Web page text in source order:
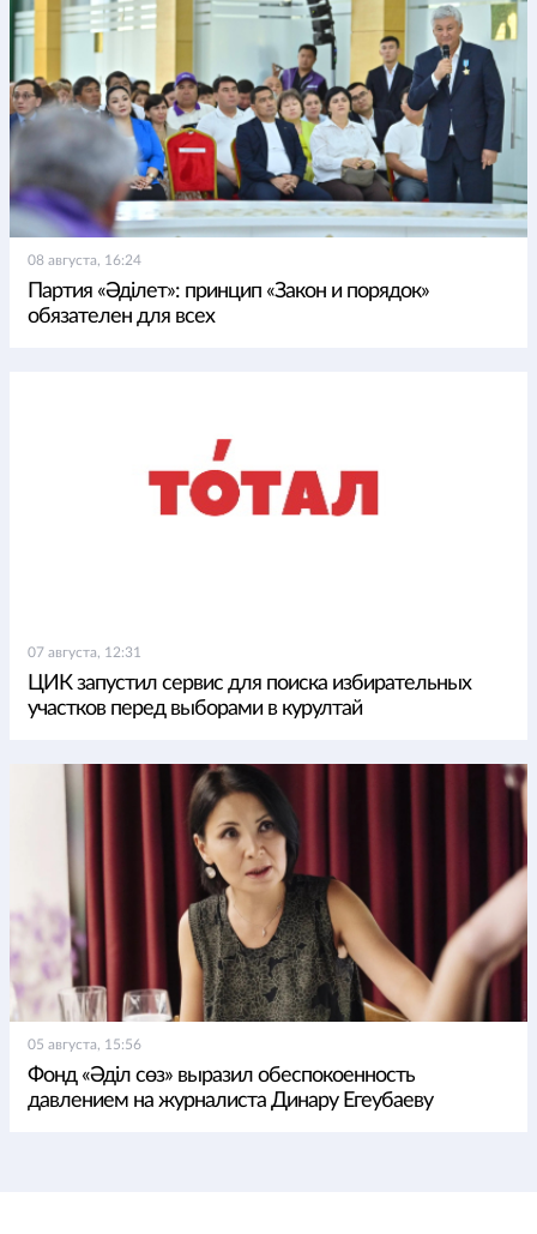
08 августа, 16:24
Партия «Әділет»: принцип «Закон и порядок»
обязателен для всех
07 августа, 12:31
ЦИК запустил сервис для поиска избирательных
участков перед выборами в курултай
05 августа, 15:56
Фонд «Әділ сөз» выразил обеспокоенность
давлением на журналиста Динару Егеубаеву